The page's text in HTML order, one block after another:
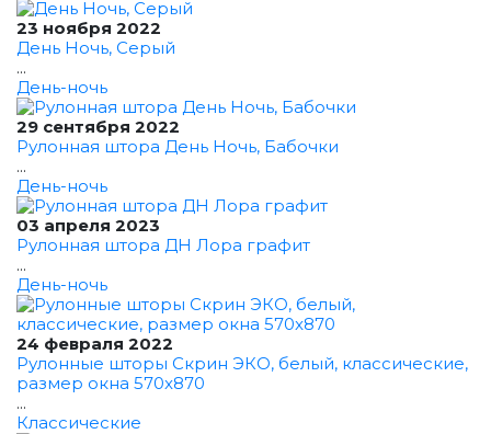
23 ноября 2022
День Ночь, Серый
...
День-ночь
29 сентября 2022
Рулонная штора День Ночь, Бабочки
...
День-ночь
03 апреля 2023
Рулонная штора ДН Лора графит
...
День-ночь
24 февраля 2022
Рулонные шторы Скрин ЭКО, белый, классические,
размер окна 570x870
...
Классические